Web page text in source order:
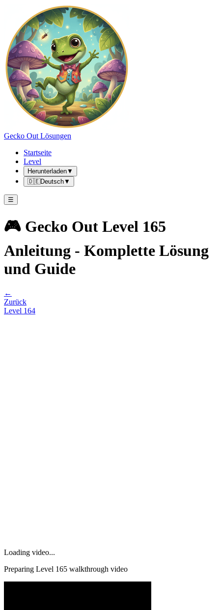
Gecko Out Lösungen
Startseite
Level
Herunterladen▼
🇩🇪Deutsch▼
☰
🎮 Gecko Out Level 165
Anleitung - Komplette Lösung
und Guide
←
Zurück
Level 164
Loading video...
Preparing Level 165 walkthrough video